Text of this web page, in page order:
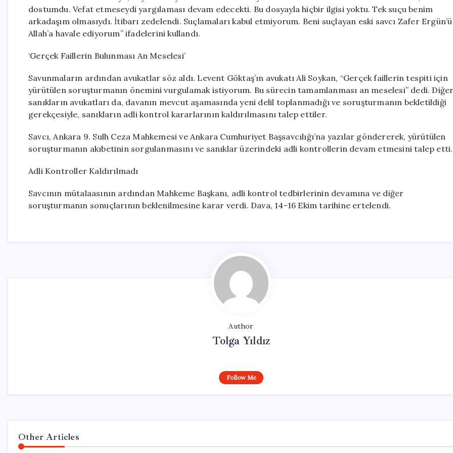
dostumdu. Vefat etmeseydi yargılaması devam edecekti. Bu dosyayla hiçbir ilgisi yoktu. Tek suçu benim
arkadaşım olmasıydı. İtibarı zedelendi. Suçlamaları kabul etmiyorum. Beni suçlayan eski savcı Zafer Ergün’ü
Allah’a havale ediyorum” ifadelerini kullandı.
‘Gerçek Faillerin Bulunması An Meselesi’
Savunmaların ardından avukatlar söz aldı. Levent Göktaş’ın avukatı Ali Soykan, “Gerçek faillerin tespiti için
yürütülen soruşturmanın önemini vurgulamak istiyorum. Bu sürecin tamamlanması an meselesi” dedi.
sanıkların avukatları da, davanın mevcut aşamasında yeni delil toplanmadığı ve soruşturmanın bekletildiği
gerekçesiyle, sanıkların adli kontrol kararlarının kaldırılmasını talep ettiler.
Savcı, Ankara 9. Sulh Ceza Mahkemesi ve Ankara Cumhuriyet Başsavcılığı’na yazılar göndererek, yürütülen
soruşturmanın akıbetinin sorgulanmasını ve sanıklar üzerindeki adli kontrollerin devam etmesini talep etti.
Adli Kontroller Kaldırılmadı
Savcının mütalaasının ardından Mahkeme Başkanı, adli kontrol tedbirlerinin devamına ve diğer
soruşturmanın sonuçlarının beklenilmesine karar verdi. Dava, 14-16 Ekim tarihine ertelendi.
Author
Tolga Yıldız
Follow Me
Other Articles